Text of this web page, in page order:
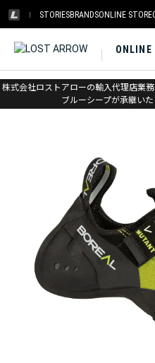
STORIESBRANDSONLINE STORE
ONLINE
株式会社ロストアローの輸入代理店業
ブルーシープが承継いた
ホーム > ボリエール > クライミン